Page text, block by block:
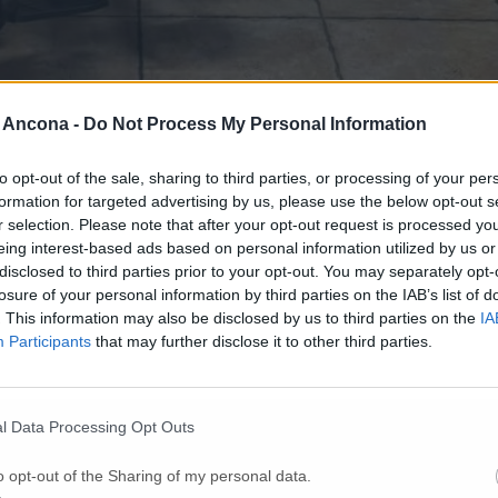
- Do Not Process My Personal Information
opt-out of the sale, sharing to third parties, or processing of your
for targeted advertising by us, please use the below opt-out
selection. Please note that after your opt-out request is processed
interest-based ads based on personal information utilized by us
to third parties prior to your opt-out. You may separately
of your personal information by third parties on the IAB’s list of
This information may also be disclosed by us to third parties on the
Participants that may further disclose it to other third parties.
Data Processing Opt Outs
opt-out of the Sharing of my personal data.
il sindaco Sebastiano Mazzarini, il vice sindaco
i cento anni di Jolanda Cola.
il primo cittadino si è rivolto a Jolanda definendola una donna
dei tempi e dei cambiamenti, portatrice di memoria, valori e
comunale «volto a garantire il benessere e la qualità
a continuare a offrire servizi e sostegni che rispettino la dignità